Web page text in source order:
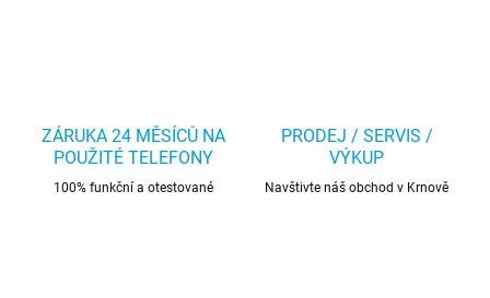
ZÁRUKA 24 MĚSÍCŮ NA
POUŽITÉ TELEFONY
100% funkční a otestované
PRODEJ / SERVIS /
VÝKUP
Navštivte náš obchod v Krnově